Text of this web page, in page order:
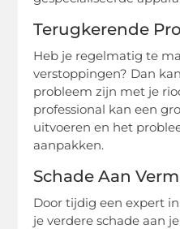
Terugkerende
Heb je regelmatig te
verstoppingen? Dan
probleem zijn met je
professional kan een
uitvoeren en het
aanpakken.
Schade Aan
Door tijdig een expert
je verdere schade aan